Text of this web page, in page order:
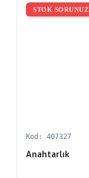
STOK SORUNUZ
Kod: 407327
Anahtarlık